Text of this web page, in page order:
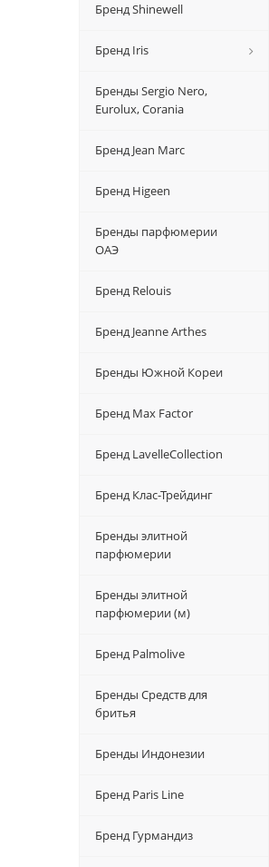
Бренд Shinewell
Бренд Iris
Бренды Sergio Nero,
Eurolux, Corania
Бренд Jean Marc
Бренд Higeen
Бренды парфюмерии
ОАЭ
Бренд Relouis
Бренд Jeanne Arthes
Бренды Южной Кореи
Бренд Max Factor
Бренд LavelleCollection
Бренд Клас-Трейдинг
Бренды элитной
парфюмерии
Бренды элитной
парфюмерии (м)
Бренд Palmolive
Бренды Средств для
бритья
Бренды Индонезии
Бренд Paris Line
Бренд Гурмандиз